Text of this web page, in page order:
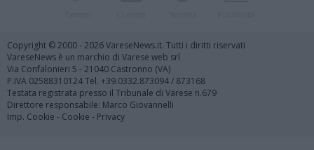
Copyright © 2000 - 2026 VareseNews.it. Tutti i diritti riservati
VareseNews è un marchio di Varese web srl
Via Confalonieri 5 - 21040 Castronno (VA)
P.IVA 02588310124 Tel. +39.0332.873094 / 873168
Testata registrata presso il Tribunale di Varese n.679
Direttore responsabile: Marco Giovannelli
Imp. Cookie - Cookie - Privacy